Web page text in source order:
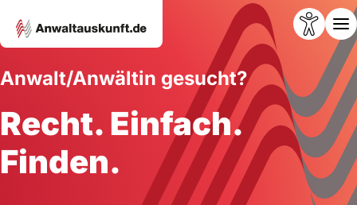
Anwalt/Anwältin gesucht?
Recht. Einfach.
Finden.